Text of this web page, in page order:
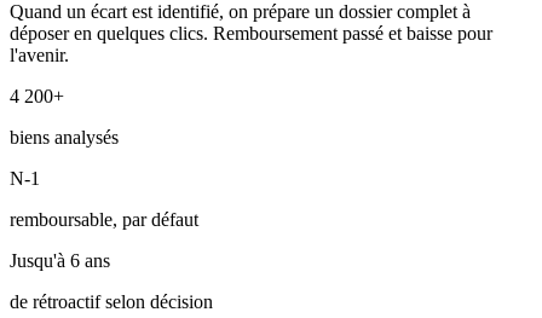
Quand un écart est identifié, on prépare un dossier complet à
déposer en quelques clics. Remboursement passé et baisse pour
l'avenir.
4 200+
biens analysés
N-1
remboursable, par défaut
Jusqu'à 6 ans
de rétroactif selon décision